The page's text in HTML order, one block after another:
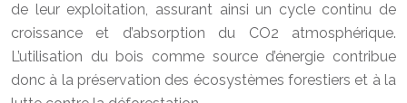
de leur exploitation, assurant ainsi un cycle continu de
croissance et d’absorption du CO2 atmosphérique.
L’utilisation du bois comme source d’énergie contribue
donc à la préservation des écosystèmes forestiers et à la